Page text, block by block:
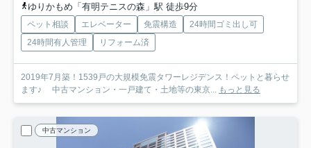
ゆりかもめ「有明テニスの森」駅 徒歩9分
ペット相談 エレベーター 免震構造
24時間ゴミ出し可
24時間有人管理
リフォーム済
2019年7月築！1539戸の大規模免震タワーレジデンス！ペットと暮らせ
ます♪ 中古マンション・一戸建て・土地等の東京... もっと見る
中古マンション